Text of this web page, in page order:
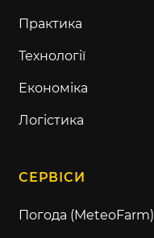
Практика
Технології
Економіка
Логістика
СЕРВІСИ
Погода (MeteoFarm)